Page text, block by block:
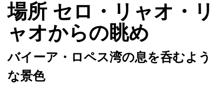
場所 セロ・リャオ・リ
ャオからの眺め
バイーア・ロペス湾の息を呑むよう
な景色